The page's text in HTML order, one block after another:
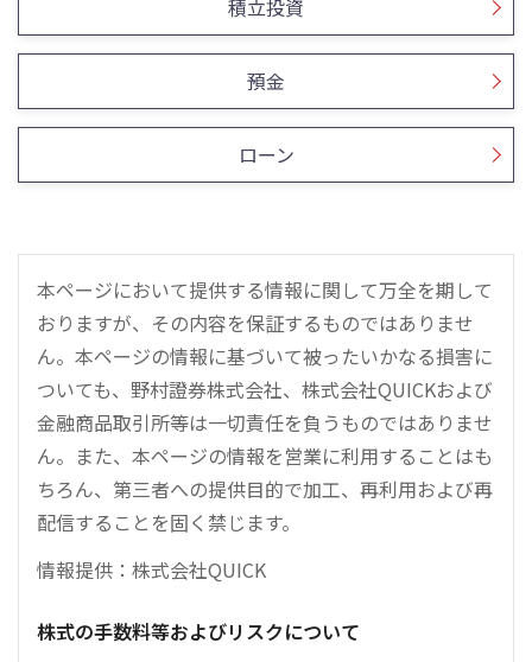
積立投資
預金
ローン
本ページにおいて提供する情報に関して万全を期して
おりますが、その内容を保証するものではありませ
ん。本ページの情報に基づいて被ったいかなる損害に
ついても、野村證券株式会社、株式会社QUICKおよび
金融商品取引所等は一切責任を負うものではありませ
ん。また、本ページの情報を営業に利用することはも
ちろん、第三者への提供目的で加工、再利用および再
配信することを固く禁じます。
情報提供：株式会社QUICK
株式の手数料等およびリスクについて